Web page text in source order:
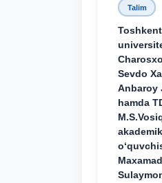
Talim
Sevdo
Anbaroy
hamda